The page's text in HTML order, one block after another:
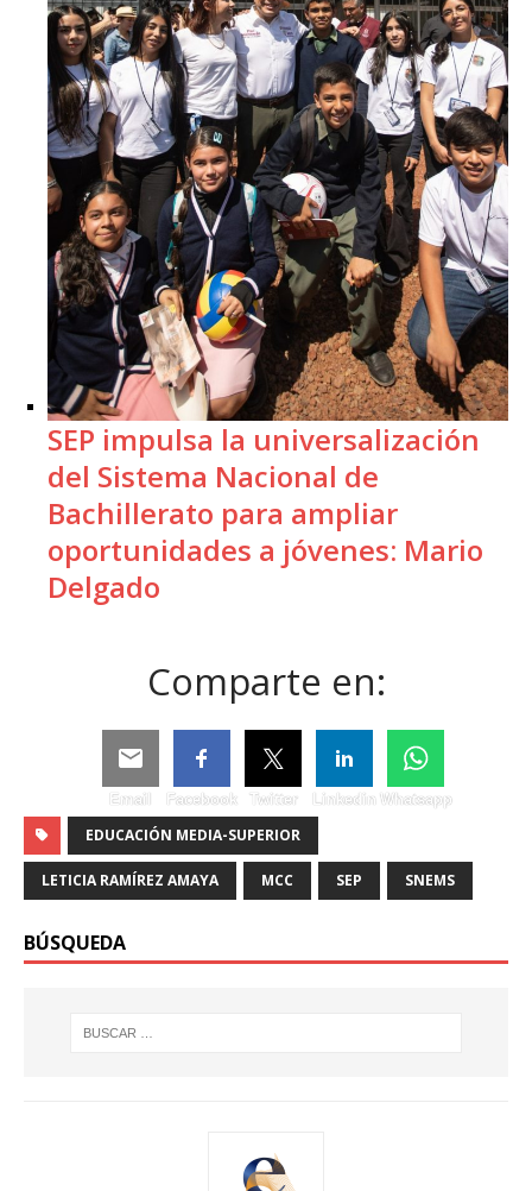
SEP impulsa la universalización
del Sistema Nacional de
Bachillerato para ampliar
oportunidades a jóvenes: Mario
Delgado
Comparte en:
Email Facebook Twitter Linkedin Whatsapp
EDUCACIÓN MEDIA-SUPERIOR
LETICIA RAMÍREZ AMAYA MCC SEP SNEMS
BÚSQUEDA